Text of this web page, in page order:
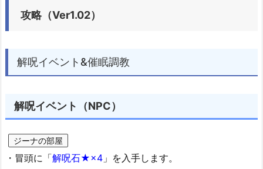
攻略（Ver1.02）
解呪イベント&催眠調教
解呪イベント（NPC）
ジーナの部屋
・冒頭に「解呪石★×4 」を入手します。